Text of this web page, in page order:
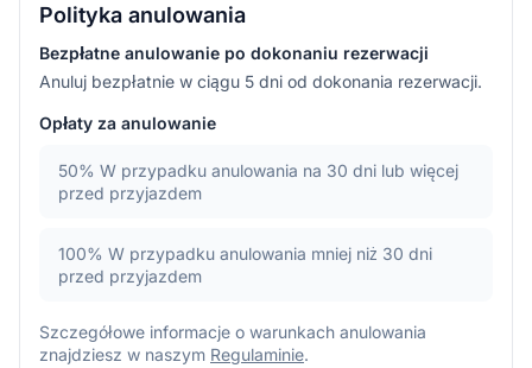
Polityka anulowania
Bezpłatne anulowanie po dokonaniu rezerwacji
Anuluj bezpłatnie w ciągu 5 dni od dokonania rezerwacji.
Opłaty za anulowanie
50% W przypadku anulowania na 30 dni lub więcej
przed przyjazdem
100% W przypadku anulowania mniej niż 30 dni
przed przyjazdem
Szczegółowe informacje o warunkach anulowania
znajdziesz w naszym Regulaminie.